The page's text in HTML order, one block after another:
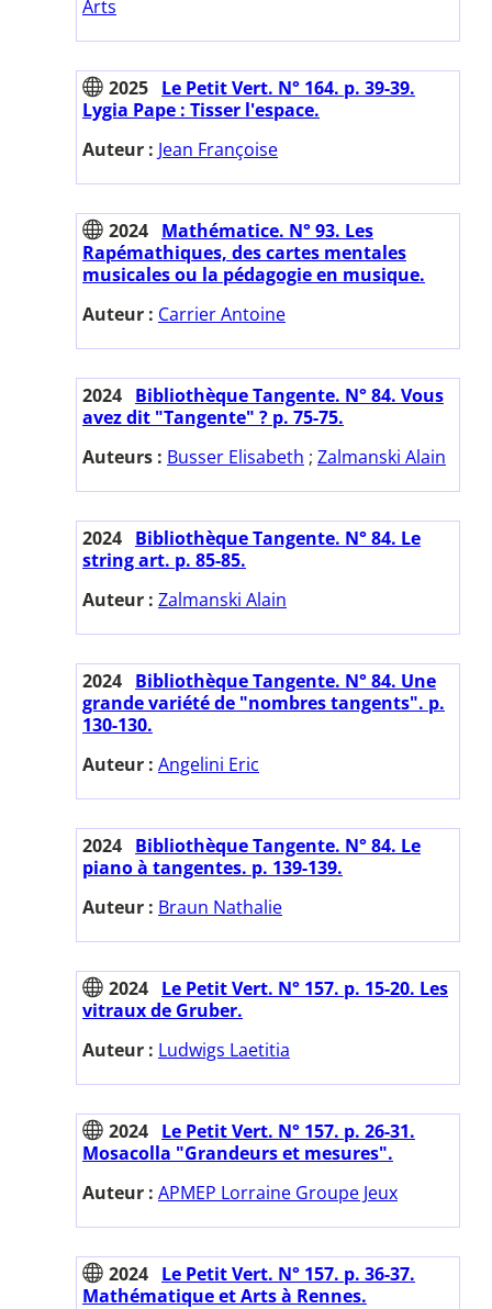
Arts
2025 Le Petit Vert. N° 164. p. 39-39.
Lygia Pape : Tisser l'espace.
Auteur : Jean Françoise
2024 Mathématice. N° 93. Les
Rapémathiques, des cartes mentales
musicales ou la pédagogie en musique.
Auteur : Carrier Antoine
2024 Bibliothèque Tangente. N° 84. Vous
avez dit "Tangente" ? p. 75-75.
Auteurs : Busser Elisabeth ; Zalmanski Alain
2024 Bibliothèque Tangente. N° 84. Le
string art. p. 85-85.
Auteur : Zalmanski Alain
2024 Bibliothèque Tangente. N° 84. Une
grande variété de "nombres tangents". p.
130-130.
Auteur : Angelini Eric
2024 Bibliothèque Tangente. N° 84. Le
piano à tangentes. p. 139-139.
Auteur : Braun Nathalie
2024 Le Petit Vert. N° 157. p. 15-20. Les
vitraux de Gruber.
Auteur : Ludwigs Laetitia
2024 Le Petit Vert. N° 157. p. 26-31.
Mosacolla "Grandeurs et mesures".
Auteur : APMEP Lorraine Groupe Jeux
2024 Le Petit Vert. N° 157. p. 36-37.
Mathématique et Arts à Rennes.